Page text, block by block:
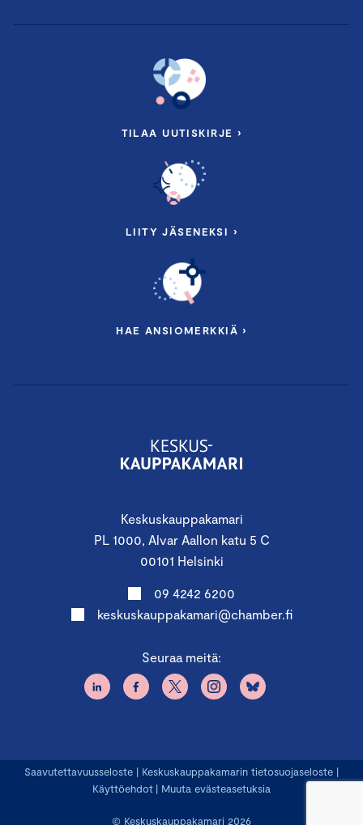
Keskuskauppakamari
PL 1000, Alvar Aallon katu 5 C
00101 Helsinki
09 4242 6200
keskuskauppakamari@chamber.fi
Seuraa meitä:
TILAA UUTISKIRJE ›
LIITY JÄSENEKSI ›
HAE ANSIOMERKKIÄ ›
© Keskuskauppakamari 2026
Saavutettavuusseloste | Keskuskauppakamarin tietosuojaseloste |
Käyttöehdot | Muuta evästeasetuksia